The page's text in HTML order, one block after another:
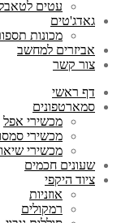
עטים
גאדג'טים
מכונות
אביזרים למחשב
צור קשר
דף ראשי
סמארטפונים
מכשירי אפל
מכשירי
מכשירי
שעונים חכמים
ציוד היקפי
אוזניות
רמקולים